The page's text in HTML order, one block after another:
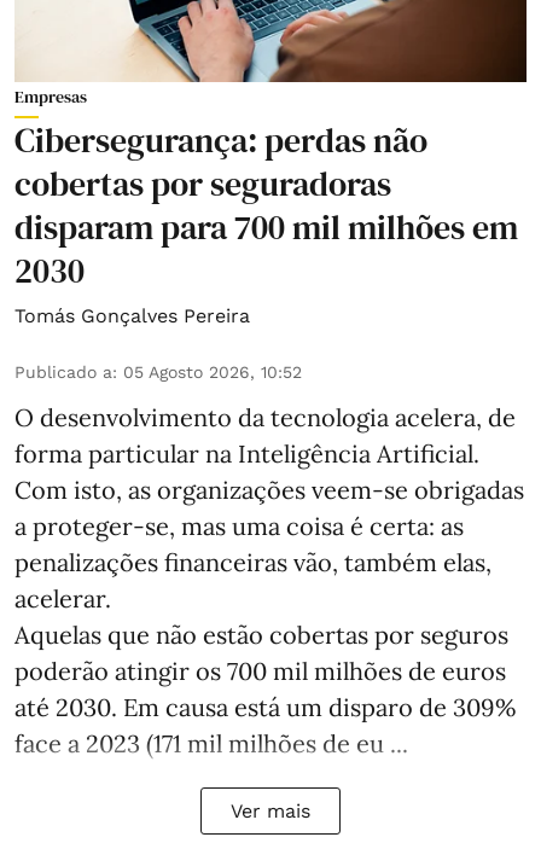
Empresas
Cibersegurança: perdas não
cobertas por seguradoras
disparam para 700 mil milhões em
2030
Tomás Gonçalves Pereira
Publicado a: 05 Agosto 2026, 10:52
O desenvolvimento da tecnologia acelera, de
forma particular na Inteligência Artificial.
Com isto, as organizações veem-se obrigadas
a proteger-se, mas uma coisa é certa: as
penalizações financeiras vão, também elas,
acelerar.
Aquelas que não estão cobertas por seguros
poderão atingir os 700 mil milhões de euros
até 2030. Em causa está um disparo de 309%
face a 2023 (171 mil milhões de eu ...
Ver mais